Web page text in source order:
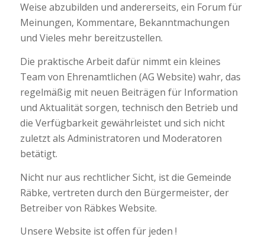
Weise abzubilden und andererseits, ein Forum für
Meinungen, Kommentare, Bekanntmachungen
und Vieles mehr bereitzustellen.
Die praktische Arbeit dafür nimmt ein kleines
Team von Ehrenamtlichen (AG Website) wahr, das
regelmäßig mit neuen Beiträgen für Information
und Aktualität sorgen, technisch den Betrieb und
die Verfügbarkeit gewährleistet und sich nicht
zuletzt als Administratoren und Moderatoren
betätigt.
Nicht nur aus rechtlicher Sicht, ist die Gemeinde
Räbke, vertreten durch den Bürgermeister, der
Betreiber von Räbkes Website.
Unsere Website ist offen für jeden !